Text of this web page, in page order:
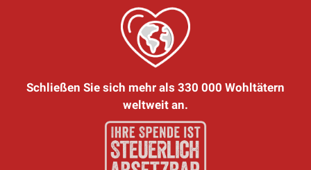
Schließen Sie sich mehr als 330 000 Wohltätern
weltweit an.